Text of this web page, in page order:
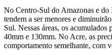
No Centro-Sul do Amazonas e do
tendem a ser menores e
Sul. Nessas áreas, os
40mm e 130mm. No Acre, as
comportamento semelhante, com